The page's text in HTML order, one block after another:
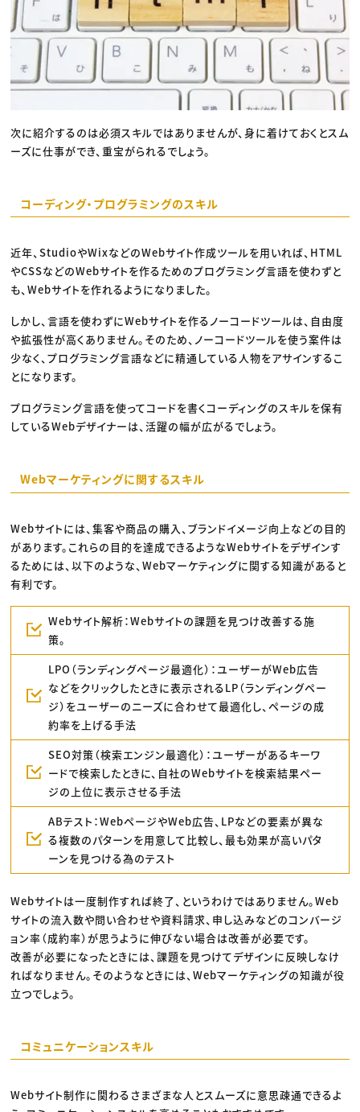
次に紹介するのは必須スキルではありませんが、身に着けておくとスム
ーズに仕事ができ、重宝がられるでしょう。
コーディング・プログラミングのスキル
近年、StudioやWixなどのWebサイト作成ツールを用いれば、HTML
やCSSなどのWebサイトを作るためのプログラミング言語を使わずと
も、Webサイトを作れるようになりました。
しかし、言語を使わずにWebサイトを作るノーコードツールは、自由度
や拡張性が高くありません。そのため、ノーコードツールを使う案件は
少なく、プログラミング言語などに精通している人物をアサインするこ
とになります。
プログラミング言語を使ってコードを書くコーディングのスキルを保有
しているWebデザイナーは、活躍の幅が広がるでしょう。
Webマーケティングに関するスキル
Webサイトには、集客や商品の購入、ブランドイメージ向上などの目的
があります。これらの目的を達成できるようなWebサイトをデザインす
るためには、以下のような、Webマーケティングに関する知識があると
有利です。
Webサイト解析：Webサイトの課題を見つけ改善する施
策。
LPO（ランディングページ最適化）：ユーザーがWeb広告
などをクリックしたときに表示されるLP（ランディングペー
ジ）をユーザーのニーズに合わせて最適化し、ページの成
約率を上げる手法
SEO対策（検索エンジン最適化）：ユーザーがあるキーワ
ードで検索したときに、自社のWebサイトを検索結果ペー
ジの上位に表示させる手法
ABテスト：WebページやWeb広告、LPなどの要素が異な
る複数のパターンを用意して比較し、最も効果が高いパタ
ーンを見つける為のテスト
Webサイトは一度制作すれば終了、というわけではありません。Web
サイトの流入数や問い合わせや資料請求、申し込みなどのコンバージ
ョン率（成約率）が思うように伸びない場合は改善が必要です。
改善が必要になったときには、課題を見つけてデザインに反映しなけ
ればなりません。そのようなときには、Webマーケティングの知識が役
立つでしょう。
コミュニケーションスキル
Webサイト制作に関わるさまざまな人とスムーズに意思疎通できるよ